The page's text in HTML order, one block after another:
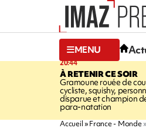
MENU
20:44
À RETENIR CE SOIR
Gramoune rouée de
cycliste, squishy,
disparue et champion
para-natation
Accueil France - Monde